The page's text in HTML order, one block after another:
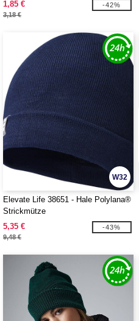
1,85 €
3,18 €
-42%
W32
Elevate Life 38651 - Hale Polylana®
Strickmütze
5,35 €
9,48 €
-43%